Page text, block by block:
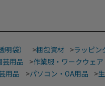
明袋） >梱包資材 >ラッピン
芸用品 >作業服・ワークウェ
用品 >パソコン・OA用品 >